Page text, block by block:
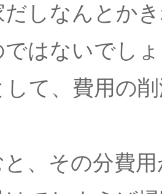
しなんとか
ではないでし
して、費用の
、その分費